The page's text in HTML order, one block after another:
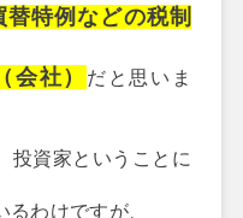
特例などの税制
会社）
だと思いま
投資家ということに
わけですが、